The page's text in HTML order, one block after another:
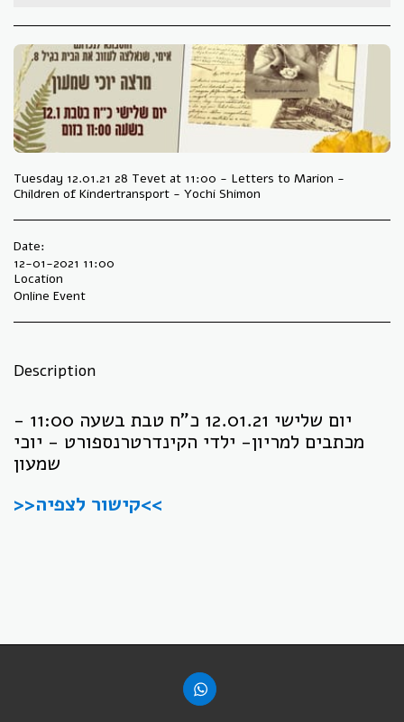
Tuesday 12.01.21 28 Tevet at 11:00 - Letters to Marion -
Children of Kindertransport - Yochi Shimon
Date:
12-01-2021 11:00
Location
Online Event
Description
יום שלישי 12.01.21 כ"ח טבת בשעה 11:00 -
מכתבים למריון- ילדי הקינדרטרנספורט - יוכי
שמעון
>>קישור לצפיה<<